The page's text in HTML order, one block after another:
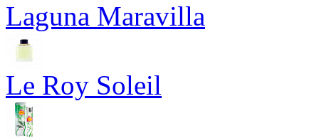
Laguna Maravilla
Le Roy Soleil